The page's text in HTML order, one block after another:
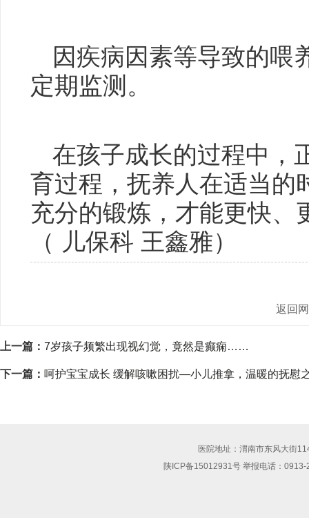
因疾病因素等导致的喂
定期监测。
在孩子成长的过程中，
育过程，抚养人在适当的
充分的锻炼，才能更快、
（ 儿保科 王鑫雅）
返回
上一篇： 7岁孩子频繁出现视幻觉，竟然是癫痫……
下一篇： 呵护宝宝成长 缓解咳嗽困扰—小儿推拿，温暖的抚慰
医院地址：渭南市东风大街
陕ICP备15012931号 举报电话：